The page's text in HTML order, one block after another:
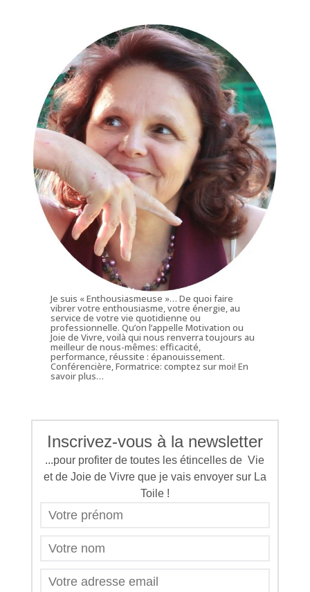
Je suis « Enthousiasmeuse »… De quoi faire
vibrer votre enthousiasme, votre énergie, au
service de votre vie quotidienne ou
professionnelle. Qu’on l’appelle Motivation ou
Joie de Vivre, voilà qui nous renverra toujours au
meilleur de nous-mêmes: efficacité,
performance, réussite : épanouissement.
Conférencière, Formatrice: comptez sur moi!En
savoir plus…
Inscrivez-vous à la newsletter
...pour profiter de toutes les étincelles de Vie
et de Joie de Vivre que je vais envoyer sur La
Toile !